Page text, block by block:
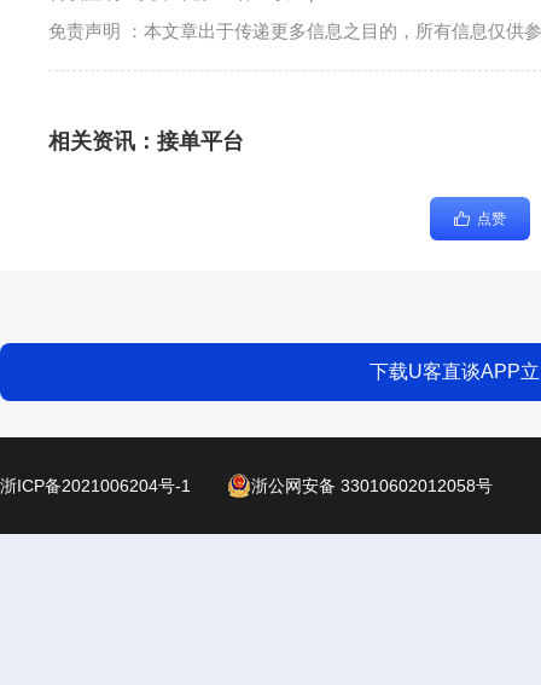
免责声明 ：本文章出于传递更多信息之目的，所有信息仅供
相关资讯： 接单平台
点赞
下载U客直谈APP
浙ICP备2021006204号-1 浙公网安备 33010602012058号